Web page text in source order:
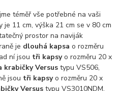
téměř vše potřebné na vaši
11 cm, výška 21 cm se v 80 cm
prostor na naviják
je dlouhá kapsa o rozměru
ní jsou tři kapsyo rozměru 20 x
krabičky Versus typu VS506,
jsou tři kapsyo rozměru 20 x
Versus typu VS3010NDM,